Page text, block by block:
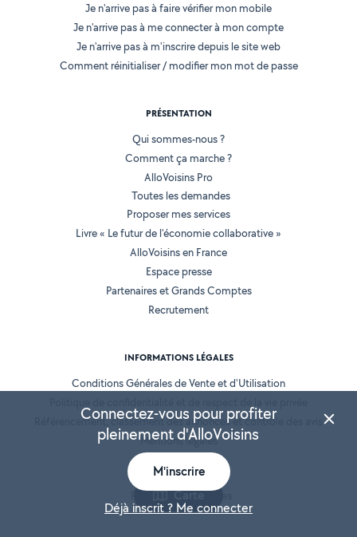
Carte
Je n'arrive pas à faire vérifier mon mobile
Je n'arrive pas à me connecter à mon compte
Je n'arrive pas à m'inscrire depuis le site web
Comment réinitialiser / modifier mon mot de passe
PRÉSENTATION
Qui sommes-nous ?
Comment ça marche ?
AlloVoisins Pro
Toutes les demandes
Proposer mes services
Livre « Le futur de l'économie collaborative »
AlloVoisins en France
Espace presse
Partenaires et Grands Comptes
Recrutement
INFORMATIONS LÉGALES
Conditions Générales de Vente et d'Utilisation
Référencement, classement des annonces et contrôle des avis
Mentions légales
Location de matériel
Prestation de services
Connectez-vous pour profiter
pleinement d'AlloVoisins
M'inscrire
Déjà inscrit ? Me connecter